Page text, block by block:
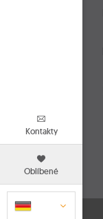
Kontakty
Oblíbené